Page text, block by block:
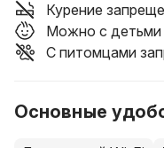
Курение
Можно с детьми
С питомцами
Основные